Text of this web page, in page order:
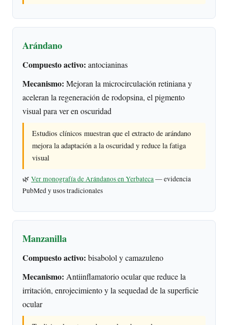
Arándano
Compuesto activo: antocianinas
Mecanismo: Mejoran la microcirculación retiniana y
aceleran la regeneración de rodopsina, el pigmento
visual para ver en oscuridad
Estudios clínicos muestran que el extracto de arándano
mejora la adaptación a la oscuridad y reduce la fatiga
visual
🌿Ver monografía de Arándanos en Yerbateca— evidencia
PubMed y usos tradicionales
Manzanilla
Compuesto activo: bisabolol y camazuleno
Mecanismo: Antiinflamatorio ocular que reduce la
irritación, enrojecimiento y la sequedad de la superficie
ocular